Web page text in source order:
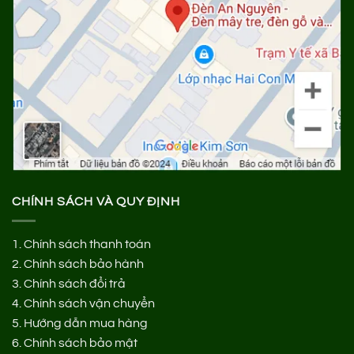
CHÍNH SÁCH VÀ QUY ĐỊNH
1. Chính sách thanh toán
2. Chính sách bảo hành
3. Chính sách đổi trả
4. Chính sách vận chuyển
5. Hướng dẫn mua hàng
6. Chính sách bảo mật